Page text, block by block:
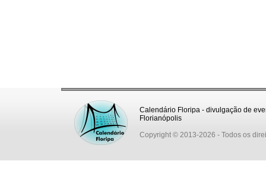
Calendário Floripa - divulgação de
Florianópolis
Copyright © 2013-2026 - Todos os